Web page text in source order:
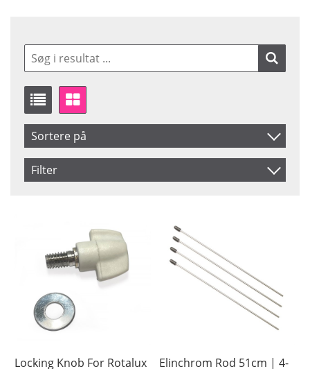
Sortere på
Produkt Nr.
Filter
Locking Knob For Rotalux
Elinchrom Rod 51cm | 4-